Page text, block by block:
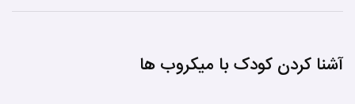
آشنا کردن کودک با میکروب ها